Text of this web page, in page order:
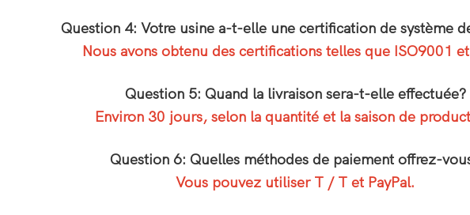
Question 4: Votre usine a-t-elle une certification de système
Nous avons obtenu des certifications telles que ISO9001 et
Question 5: Quand la livraison sera-t-elle effectuée?
Environ 30 jours, selon la quantité et la saison de
Question 6: Quelles méthodes de paiement offrez-
Vous pouvez utiliser T / T et PayPal.